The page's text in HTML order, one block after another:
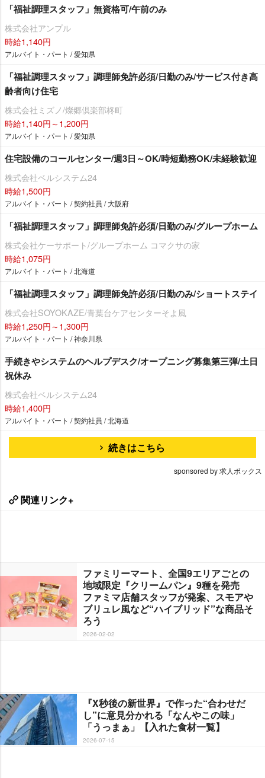
「福祉調理スタッフ」無資格可/午前のみ
株式会社アンプル
時給1,140円
アルバイト・パート / 愛知県
「福祉調理スタッフ」調理師免許必須/日勤のみ/サービス付き高
齢者向け住宅
株式会社ミズノ/燦郷倶楽部柊町
時給1,140円～1,200円
アルバイト・パート / 愛知県
住宅設備のコールセンター/週3日～OK/時短勤務OK/未経験歓迎
株式会社ベルシステム24
時給1,500円
アルバイト・パート / 契約社員 / 大阪府
「福祉調理スタッフ」調理師免許必須/日勤のみ/グループホーム
株式会社ケーサポート/グループホーム コマクサの家
時給1,075円
アルバイト・パート / 北海道
「福祉調理スタッフ」調理師免許必須/日勤のみ/ショートステイ
株式会社SOYOKAZE/青葉台ケアセンターそよ風
時給1,250円～1,300円
アルバイト・パート / 神奈川県
手続きやシステムのヘルプデスク/オープニング募集第三弾/土日
祝休み
株式会社ベルシステム24
時給1,400円
アルバイト・パート / 契約社員 / 北海道
続きはこちら
sponsored by 求人ボックス
関連リンク+
ファミリーマート、全国9エリアごとの
地域限定『クリームパン』9種を発売
ファミマ店舗スタッフが発案、スモア
ブリュレ風など“ハイブリッド”な商品そ
ろう
2026-02-02
『X秒後の新世界』で作った“合わせだ
し”に意見分かれる「なんやこの味」
「うっまぁ」【入れた食材一覧】
2026-07-15